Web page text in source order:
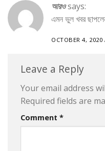
আরওsays:
এমন ভুল খবর
OCTOBER 4, 2020
Leave a Reply
Your email address
Required fields are
Comment *